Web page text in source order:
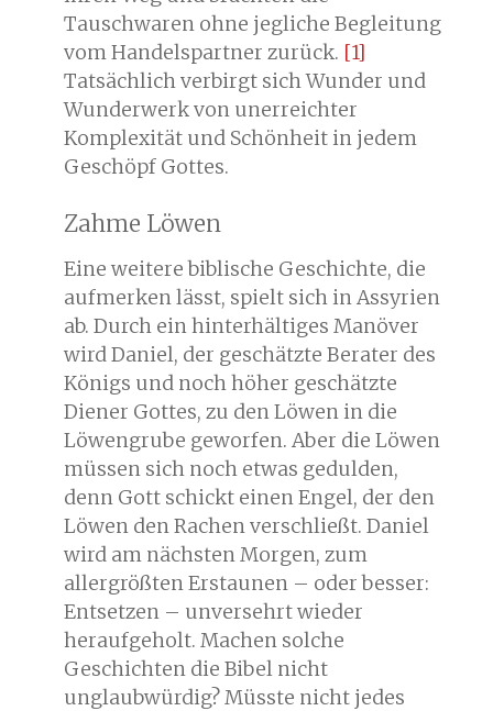
Tauschwaren ohne jegliche Begleitung
vom Handelspartner zurück. [1]
Tatsächlich verbirgt sich Wunder und
Wunderwerk von unerreichter
Komplexität und Schönheit in jedem
Geschöpf Gottes.
Zahme Löwen
Eine weitere biblische Geschichte, die
aufmerken lässt, spielt sich in Assyrien
ab. Durch ein hinterhältiges Manöver
wird Daniel, der geschätzte Berater des
Königs und noch höher geschätzte
Diener Gottes, zu den Löwen in die
Löwengrube geworfen. Aber die Löwen
müssen sich noch etwas gedulden,
denn Gott schickt einen Engel, der den
Löwen den Rachen verschließt. Daniel
wird am nächsten Morgen, zum
allergrößten Erstaunen – oder besser:
Entsetzen – unversehrt wieder
heraufgeholt. Machen solche
Geschichten die Bibel nicht
unglaubwürdig? Müsste nicht jedes